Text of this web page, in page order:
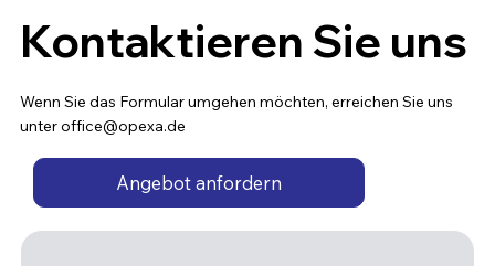
Kontaktieren Sie uns
Wenn Sie das Formular umgehen möchten, erreichen Sie uns
unteroffice@opexa.de
Angebot anfordern